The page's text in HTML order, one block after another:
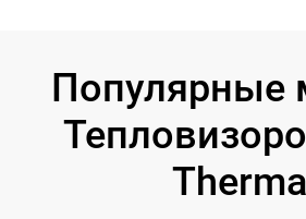
Популярные
Thermal